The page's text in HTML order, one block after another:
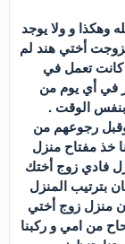
وهكذا و ولا يوجد
أختي هند لم
تعمل في
في أي يوم من
بنفس الوقت .
وقبل رجوعهم من
خذ مفتاح منزل
فادي زوج أختك
بترتيب المنزل
منزل زوج أختي
من امي و ركبنا